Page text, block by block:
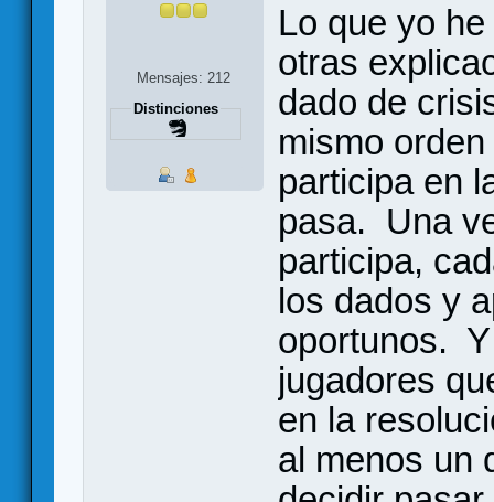
Mensajes: 212
Distinciones
Lo que yo
otras
dado de
mismo
participa en
pasa. Una
participa,
los dados y
oportunos.
jugadores
en la
al menos un